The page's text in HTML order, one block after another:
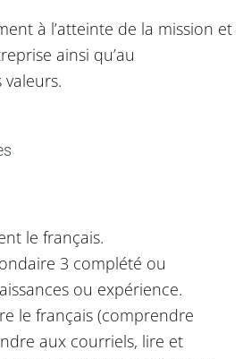
à l’atteinte de la mission et
ainsi qu’au
le français.
3 complété ou
ou expérience.
le français (comprendre
aux courriels, lire et